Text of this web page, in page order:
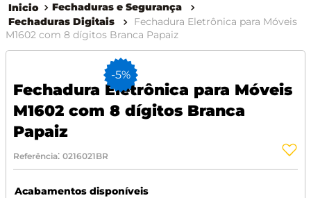
Fechaduras e Segurança
Fechaduras Digitais
Fechadura Eletrônica para Móveis
M1602 com 8 dígitos Branca Papaiz
-5%
Fechadura Eletrônica para Móveis
M1602 com 8 dígitos Branca
Papaiz
Referência: 0216021BR
Acabamentos disponíveis